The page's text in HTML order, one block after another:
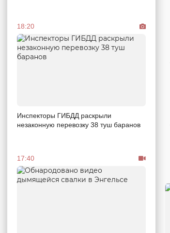
18:20
Инспекторы ГИБДД раскрыли
незаконную перевозку 38 туш баранов
17:40